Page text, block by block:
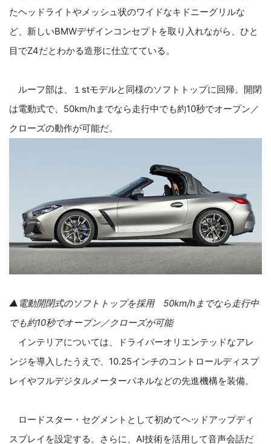
たヘッドライトやメッシュ状のワイドなキドニーグリルな
ど、新しいBMWデザインコンセプトを取り入れながら、ひと
目でZ4だとわかる造形に仕立てている。
ルーフ部は、１stモデルと同様のソフトトップに回帰。開閉
は電動式で、50km/hまでなら走行中でも約10秒でオープン／
クローズの動作が可能だ。
▲電動開閉式のソフトトップを採用 50km/hまでなら走行中
でも約10秒でオープン／クローズが可能
インテリアについては、ドライバーオリエンテッドなアレ
ンジを導入したうえで、10.25インチのコントロールディスプ
レイやフルデジタルメーターパネルなどの先進機構を装備。
ロードスター・セグメントとして初めてヘッドアップディ
スプレイを設定する。さらに、AI技術を活用して音声会話だ